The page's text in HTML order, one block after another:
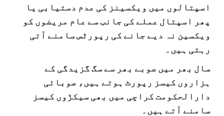
اسپتالوں میں ویکسینز کی عدم دستیابی یا
پھر اسپتال عملے کی جانب سے عام مریضوں کو
ویکسین نہ دیے جانے کی رپورٹس سامنے آتی
رہتی ہیں۔
سال بھر میں صوبے بھر سے سگ گزیدگی کے
ہزاروں کیسز رپورٹ ہوتے ہیں، صوبائی
دارالحکومت کراچی میں بھی سیکڑوں کیسز
سامنے آتے ہیں۔